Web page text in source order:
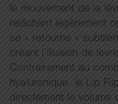
le mouvement de la
relâchant légèrement
se « retourne »
créant l’illusion de
Contrairement au
hyaluronique, le Lip
directement le volume